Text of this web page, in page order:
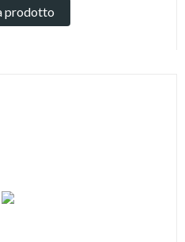
prodotto